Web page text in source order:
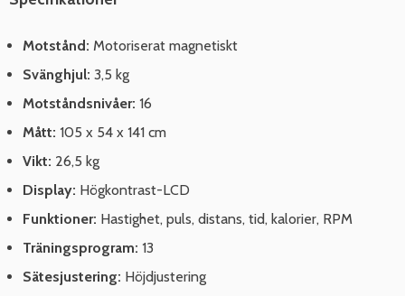
Motstånd: Motoriserat magnetiskt
Svänghjul: 3,5 kg
Motståndsnivåer: 16
Mått: 105 x 54 x 141 cm
Vikt: 26,5 kg
Display: Högkontrast-LCD
Funktioner: Hastighet, puls, distans, tid, kalorier, RPM
Träningsprogram: 13
Sätesjustering: Höjdjustering